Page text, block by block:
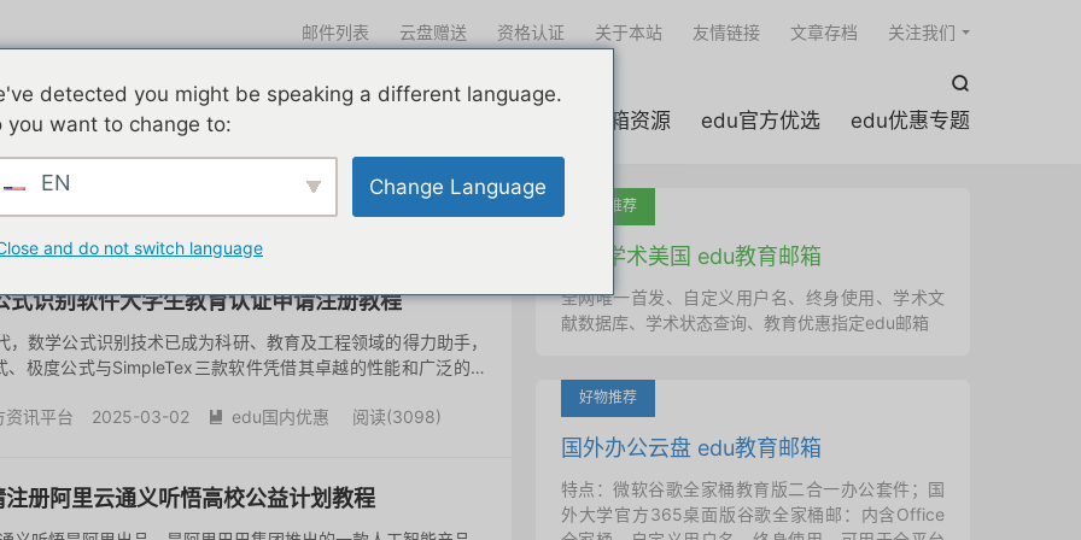
一直在努力

edu邮箱申请 edu邮箱资源 edu官方优选 edu优惠专题
邮件列表 云盘赠送 资格认证 关于本站 友情链接 文章存档 关注我们
识别软件大学生教育认证申请注册教程
，数学公式识别技术已成为科研、教育及工程领域的得力助手，
、极度公式与SimpleTex三款软件凭借其卓越的性能和广泛的应
讯平台
2025-03-02  edu国内优惠 阅读(3098)
册阿里云通义听悟高校公益计划教程
吐血推荐
国外学术美国 edu教育邮箱
全网唯一首发、自定义用户名、终身使用、学术文
献数据库、学术状态查询、教育优惠指定edu邮箱
好物推荐
国外办公云盘 edu教育邮箱
特点：微软谷歌全家桶教育版二合一办公套件；国
外大学官方365桌面版谷歌全家桶邮：内含Office
detected you might be speaking a different language.
you want to change to:
EN Change Language
and do not switch language